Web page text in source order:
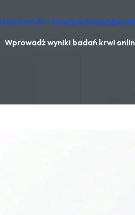
krwi AI – interpretacja
Wprowadź wyniki badań krwi